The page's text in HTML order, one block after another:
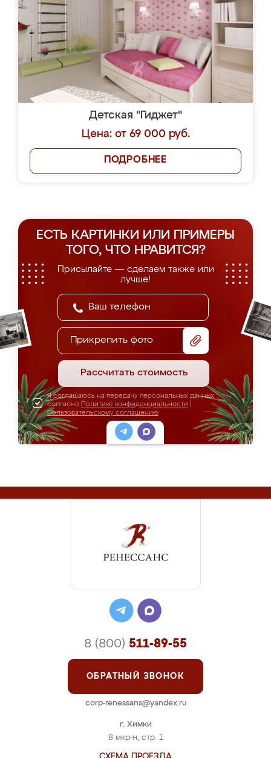
Детская "Гиджет"
Цена: от 69 000 руб.
ПОДРОБНЕЕ
ЕСТЬ КАРТИНКИ ИЛИ ПРИМЕРЫ
ТОГО, ЧТО НРАВИТСЯ?
Присылайте — сделаем также или
лучше!
Прикрепить фото
Рассчитать стоимость
Я соглашаюсь на передачу персональных данных
согласно Политике конфиденциальности
Пользовательскому соглашению
г. Химки
8 мкр-н, стр. 1
8 (800) 511-89-55
ОБРАТНЫЙ ЗВОНОК
corp-renessans@yandex.ru